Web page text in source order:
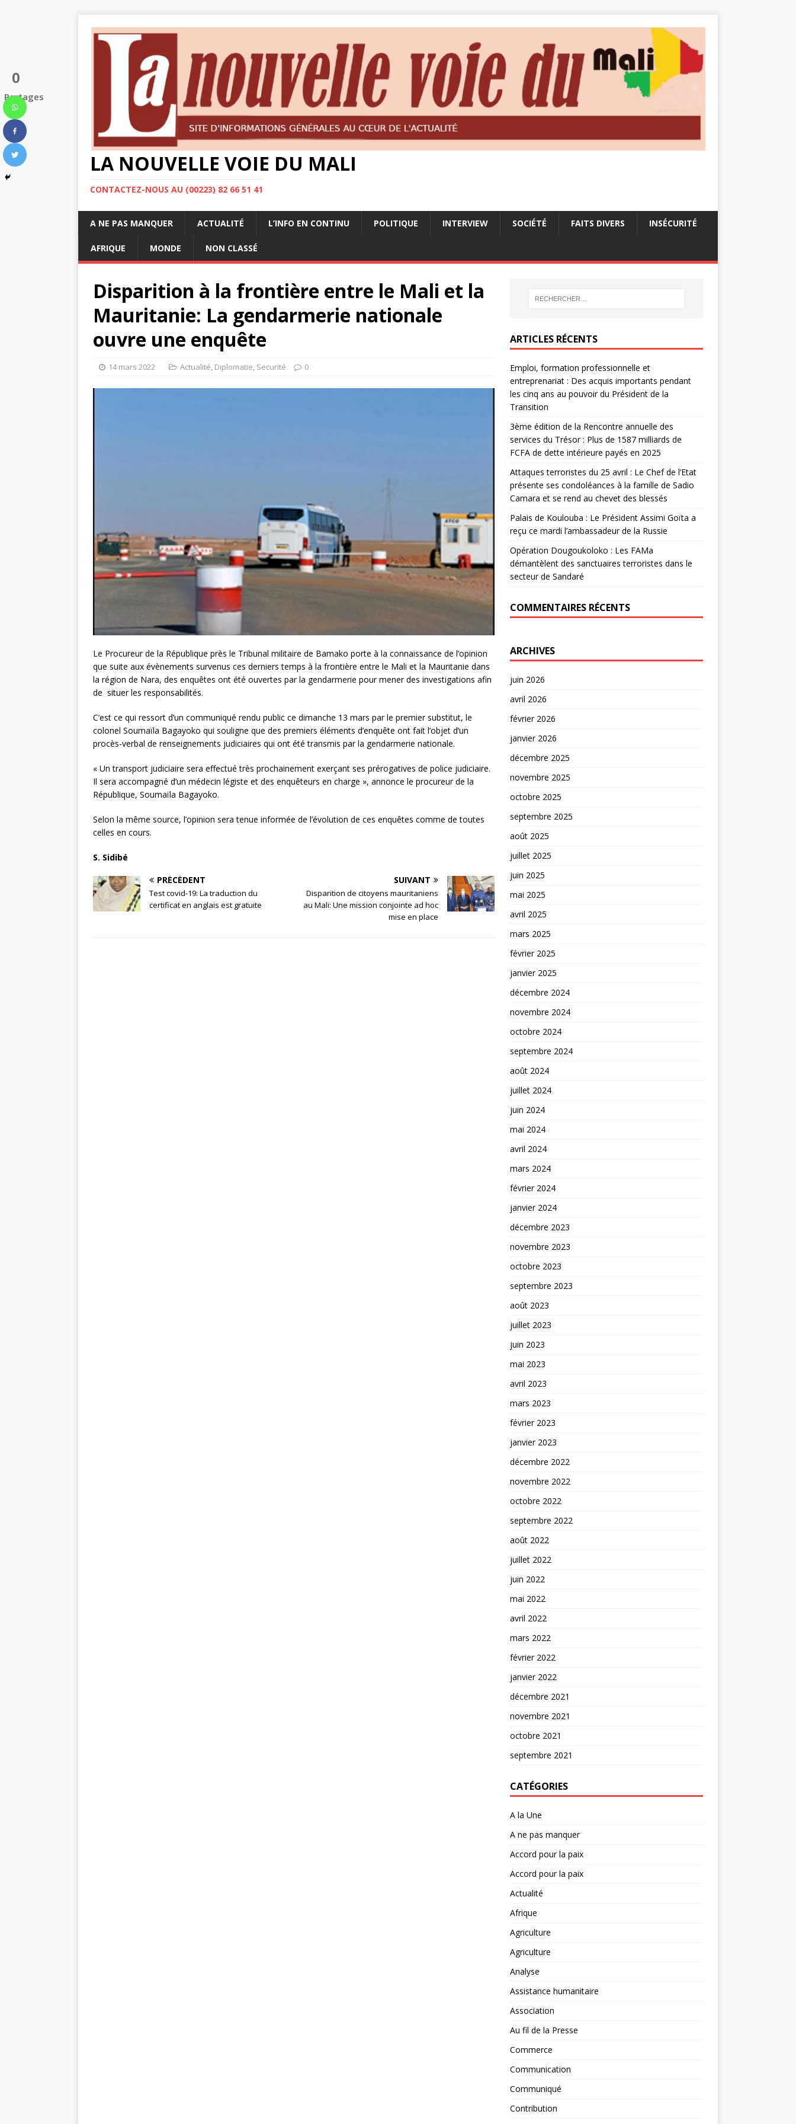
LA NOUVELLE VOIE DU MALI
CONTACTEZ-NOUS AU (00223) 82 66 51 41
A NE PAS MANQUER ACTUALITÉ L’INFO EN CONTINU POLITIQUE INTERVIEW SOCIÉTÉ FAITS DIVERS INSÉCURITÉ
AFRIQUE MONDE NON CLASSÉ
Disparition à la frontière entre le Mali et la
Mauritanie: La gendarmerie nationale
ouvre une enquête
14 mars 2022 Actualité, Diplomatie, Securité 0
Le Procureur de la République près le Tribunal militaire de Bamako porte à la connaissance de l’opinion
que suite aux évènements survenus ces derniers temps à la frontière entre le Mali et la Mauritanie dans
la région de Nara, des enquêtes ont été ouvertes par la gendarmerie pour mener des investigations afin
de situer les responsabilités.
C’est ce qui ressort d’un communiqué rendu public ce dimanche 13 mars par le premier substitut, le
colonel Soumaïla Bagayoko qui souligne que des premiers éléments d’enquête ont fait l’objet d’un
procès-verbal de renseignements judiciaires qui ont été transmis par la gendarmerie nationale.
« Un transport judiciaire sera effectué très prochainement exerçant ses prérogatives de police judiciaire.
Il sera accompagné d’un médecin légiste et des enquêteurs en charge », annonce le procureur de la
République, Soumaïla Bagayoko.
Selon la même source, l’opinion sera tenue informée de l’évolution de ces enquêtes comme de toutes
celles en cours.
S. Sidibé
0
Partages
PRÉCÉDENT
Test covid-19: La traduction du
certificat en anglais est gratuite
SUIVANT
Disparition de citoyens mauritaniens
au Mali: Une mission conjointe ad hoc
mise en place
ARTICLES RÉCENTS
Emploi, formation professionnelle et
entreprenariat : Des acquis importants pendant
les cinq ans au pouvoir du Président de la
Transition
3ème édition de la Rencontre annuelle des
services du Trésor : Plus de 1587 milliards de
FCFA de dette intérieure payés en 2025
Attaques terroristes du 25 avril : Le Chef de l’Etat
présente ses condoléances à la famille de Sadio
Camara et se rend au chevet des blessés
Palais de Koulouba : Le Président Assimi Goïta a
reçu ce mardi l’ambassadeur de la Russie
Opération Dougoukoloko : Les FAMa
démantèlent des sanctuaires terroristes dans le
secteur de Sandaré
COMMENTAIRES RÉCENTS
ARCHIVES
juin 2026
avril 2026
février 2026
janvier 2026
décembre 2025
novembre 2025
octobre 2025
septembre 2025
août 2025
juillet 2025
juin 2025
mai 2025
avril 2025
mars 2025
février 2025
janvier 2025
décembre 2024
novembre 2024
octobre 2024
septembre 2024
août 2024
juillet 2024
juin 2024
mai 2024
avril 2024
mars 2024
février 2024
janvier 2024
décembre 2023
novembre 2023
octobre 2023
septembre 2023
août 2023
juillet 2023
juin 2023
mai 2023
avril 2023
mars 2023
février 2023
janvier 2023
décembre 2022
novembre 2022
octobre 2022
septembre 2022
août 2022
juillet 2022
juin 2022
mai 2022
avril 2022
mars 2022
février 2022
janvier 2022
décembre 2021
novembre 2021
octobre 2021
septembre 2021
CATÉGORIES
A la Une
A ne pas manquer
Accord pour la paix
Accord pour la paix
Actualité
Afrique
Agriculture
Agriculture
Analyse
Assistance humanitaire
Association
Au fil de la Presse
Commerce
Communication
Communiqué
Contribution